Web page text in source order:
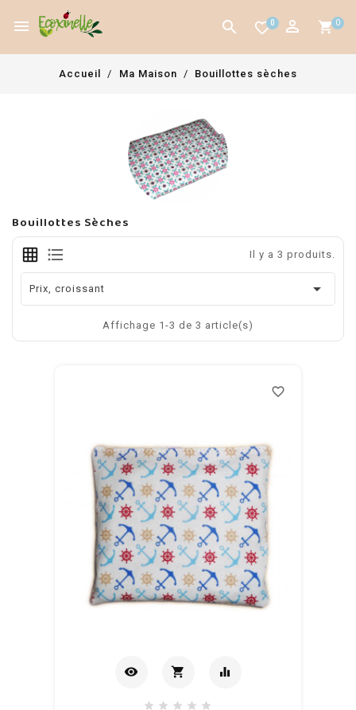
0

favorite_border0


Accueil Ma Maison Bouillottes sèches
Bouillottes Sèches
Il y a 3 produits.
Prix, croissant 
Affichage 1-3 de 3 article(s)
favorite_border
visibility shopping_cart equalizer